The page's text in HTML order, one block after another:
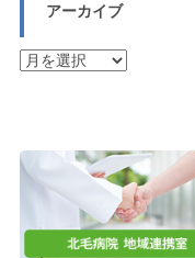
アーカイブ